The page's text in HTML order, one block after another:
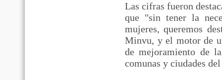
Las cifras fueron
que "sin tener la
mujeres, queremos
Minvu, y el motor de
de mejoramiento de
comunas y ciudades